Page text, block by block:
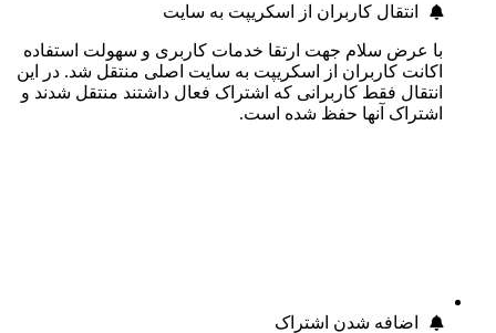
انتقال کاربران از اسکریپت به سایت
با عرض سلام جهت ارتقا خدمات کاربری و سهولت استفاده
اکانت کاربران از اسکریپت به سایت اصلی منتقل شد. در این
انتقال فقط کاربرانی که اشتراک فعال داشتند منتقل شدند و
اشتراک آنها حفظ شده است.
اضافه شدن اشتراک